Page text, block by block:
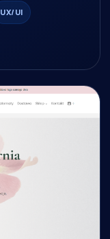
UX/UI